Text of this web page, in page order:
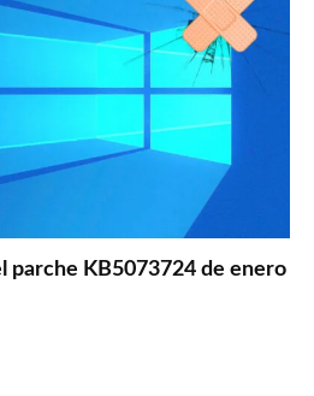
parche KB5073724 de enero